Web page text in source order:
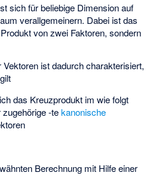
sich für beliebige Dimensionauf
verallgemeinern. Dabei ist das
von zwei Faktoren, sondern
Vektoren ist dadurch charakterisiert,
gilt
das Kreuzprodukt imwie folgt
zugehörige-tekanonische
Berechnung mit Hilfe einer